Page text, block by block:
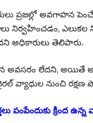
ప్రజల్లో అవగాహన
నిర్వహించడం, ఎలుకల
అధికారులు తెలిపారు.
అవసరం లేదని, అయితే
వ్యాధుల నుంచి రక్షణ
పంపేందుకు క్రింద